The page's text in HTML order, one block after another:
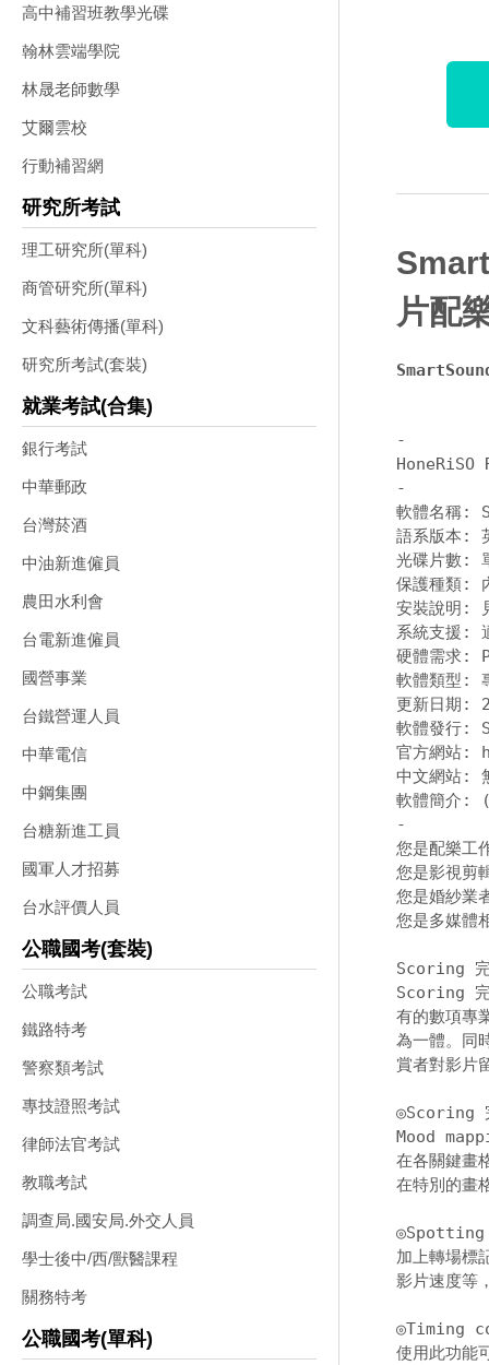
高中補習班教學光碟
翰林雲端學院
林晟老師數學
艾爾雲校
行動補習網
研究所考試
理工研究所(單科)
商管研究所(單科)
文科藝術傳播(單科)
研究所考試(套裝)
就業考試(合集)
銀行考試
中華郵政
台灣菸酒
中油新進僱員
農田水利會
台電新進僱員
國營事業
台鐵營運人員
中華電信
中鋼集團
台糖新進工員
國軍人才招募
台水評價人員
公職國考(套裝)
公職考試
鐵路特考
警察類考試
專技證照考試
律師法官考試
教職考試
調查局.國安局.外交人員
學士後中/西/獸醫課程
關務特考
公職國考(單科)
片配
-
-
軟體名稱
語系版本:
光碟片數:
保護種類:
安裝說明:
系統支援:
硬體需求:
軟體類型:
更新日期:
軟體發行:
官方網站:
中文網站:
-
您是配樂工
您是影視剪
您是婚紗業
您是多媒體
Scoring 完
Scoring 完
有的數項專
為一體。同
賞者對影片
◎Scoring
Mood
在各關鍵畫
在特別的畫
加上轉場標
影片速度等
◎Timing
使用此功能